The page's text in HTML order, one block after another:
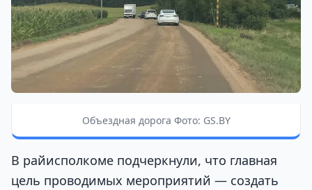
Объездная дорога Фото: GS.BY
В райисполкоме подчеркнули, что главная
цель проводимых мероприятий — создать